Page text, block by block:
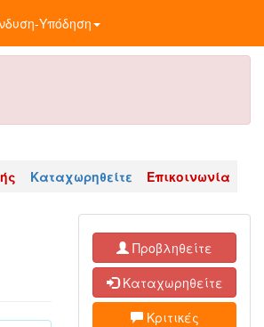
Υπόδηση
Καταχωρηθείτε Επικοινωνία
Προβληθείτε
Καταχωρηθείτε
Κριτικές